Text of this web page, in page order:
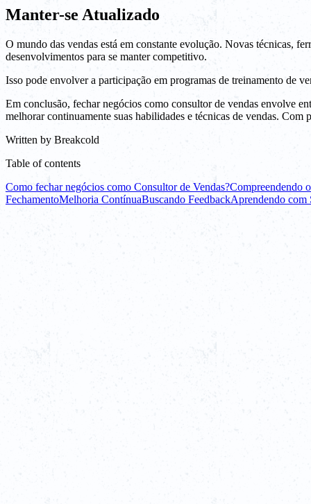
Manter-se Atualizado
O mundo das vendas está em constante evolução. Novas técnicas,
desenvolvimentos para se manter competitivo.
Isso pode envolver a participação em programas de treinamento de
Em conclusão, fechar negócios como consultor de vendas envolve
melhorar continuamente suas habilidades e técnicas de vendas.
Written by Breakcold
Table of contents
Como fechar negócios como Consultor de Vendas?Compreendendo
FechamentoMelhoria ContínuaBuscando FeedbackAprendendo com